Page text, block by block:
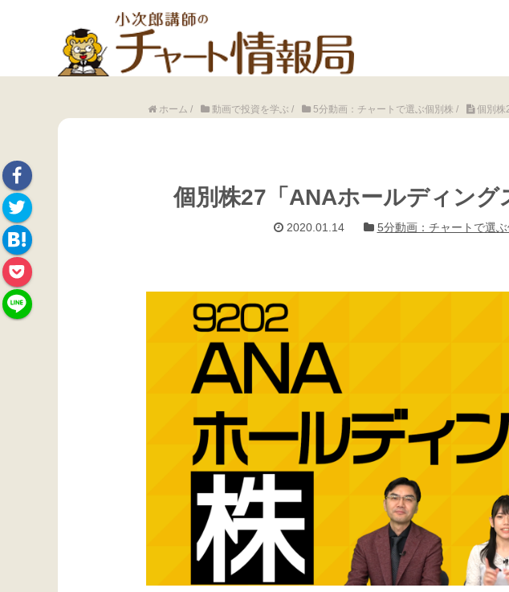
ホーム / 動画で投資を学ぶ / 5分動画：チャートで選ぶ個別株 / 個別株
個別株27「ANAホールディング
2020.01.14 5分動画：チャートで選
Face
book
Twitte
r
Hate
na
Pock